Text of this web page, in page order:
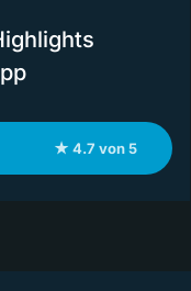
★ 4.7 von 5